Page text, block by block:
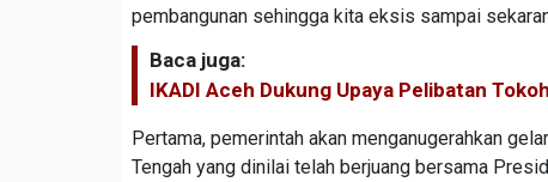
pembangunan sehingga kita eksis sampai
Baca juga:
IKADI Aceh Dukung Upaya Pelibatan
Pertama, pemerintah akan menganugerahkan
Tengah yang dinilai telah berjuang bersama